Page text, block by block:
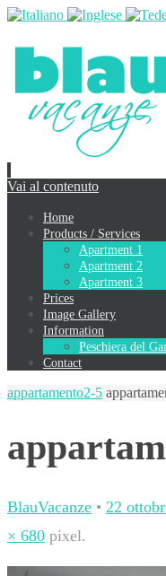
Vai al contenuto
Home
Products / Services
Apartment 1
Apartment 2
Apartment 3
Prices
Image Gallery
Information
Peschiera del
Contact
appartamento2-5
BlauVacanze • 22
× 680 pixel.